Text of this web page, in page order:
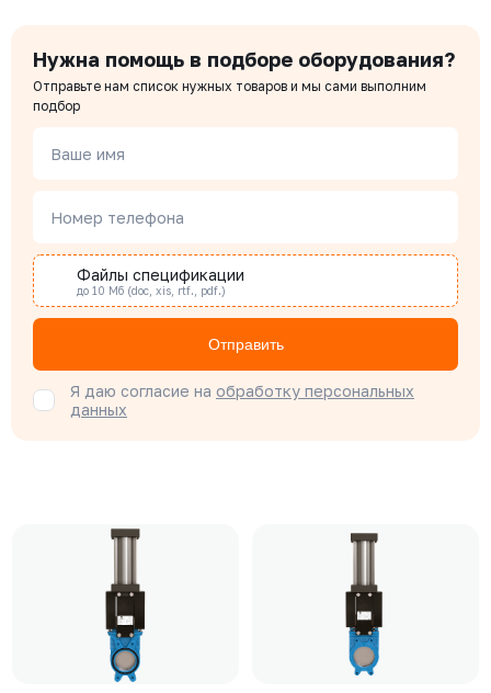
Нужна помощь в подборе оборудования?
Отправьте нам список нужных товаров и мы сами выполним
подбор
Ваше имя
Номер телефона
Файлы спецификации
до 10 Мб (doc, xis, rtf., pdf.)
Отправить
Я даю согласие на обработку персональных
данных